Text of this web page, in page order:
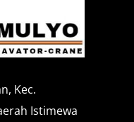
Kec.
Istimewa